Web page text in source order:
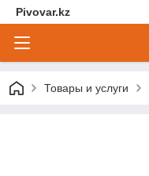
Pivovar.kz
Товары и услуги